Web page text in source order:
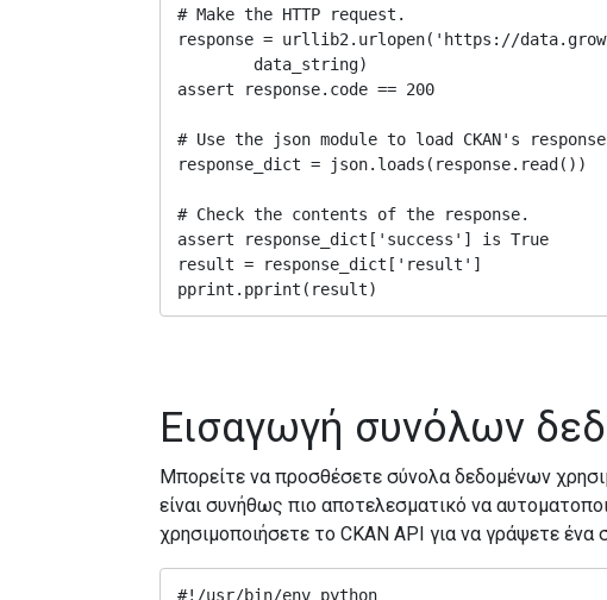
# Make the HTTP request.
response = urllib2.urlopen('https://
assert response.code == 200
# Use the json module to load CKAN's
response_dict = json.loads(response.read())
# Check the contents of the response.
assert response_dict['success'] is True
result = response_dict['result']
pprint.pprint(result)
Εισαγωγή συνόλων
Μπορείτε να προσθέσετε σύνολα δεδομένων
είναι συνήθως πιο αποτελεσματικό να
χρησιμοποιήσετε το CKAN API για να γράψετε
#!/usr/bin/env python